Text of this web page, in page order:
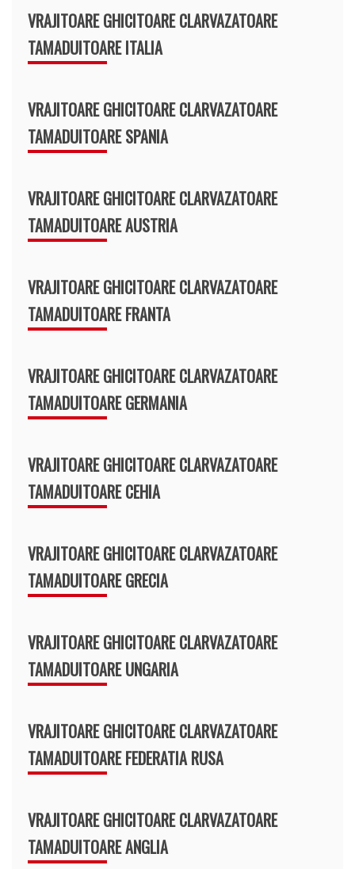
VRAJITOARE GHICITOARE CLARVAZATOARE
TAMADUITOARE ITALIA
VRAJITOARE GHICITOARE CLARVAZATOARE
TAMADUITOARE SPANIA
VRAJITOARE GHICITOARE CLARVAZATOARE
TAMADUITOARE AUSTRIA
VRAJITOARE GHICITOARE CLARVAZATOARE
TAMADUITOARE FRANTA
VRAJITOARE GHICITOARE CLARVAZATOARE
TAMADUITOARE GERMANIA
VRAJITOARE GHICITOARE CLARVAZATOARE
TAMADUITOARE CEHIA
VRAJITOARE GHICITOARE CLARVAZATOARE
TAMADUITOARE GRECIA
VRAJITOARE GHICITOARE CLARVAZATOARE
TAMADUITOARE UNGARIA
VRAJITOARE GHICITOARE CLARVAZATOARE
TAMADUITOARE FEDERATIA RUSA
VRAJITOARE GHICITOARE CLARVAZATOARE
TAMADUITOARE ANGLIA